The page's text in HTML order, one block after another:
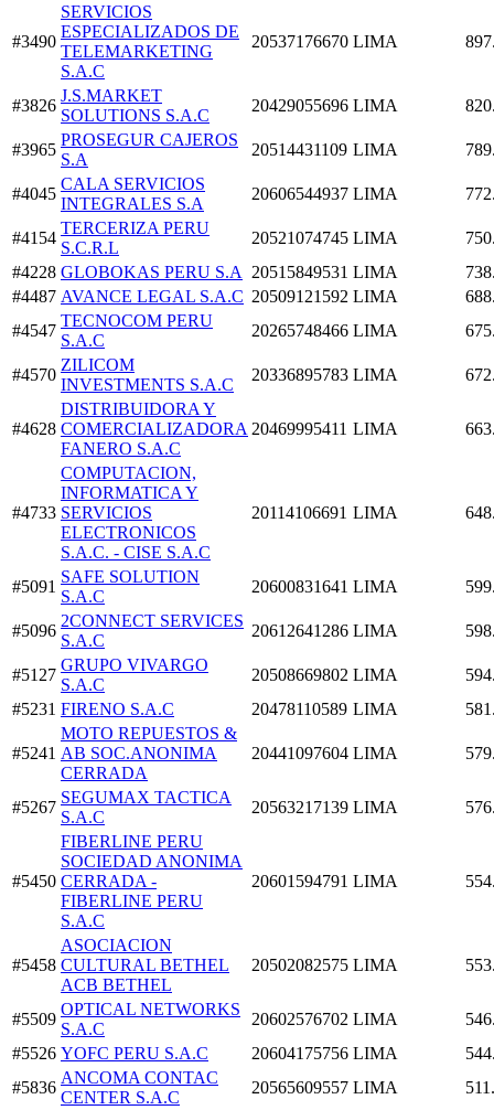
#3490
SERVICIOS
ESPECIALIZADOS DE
TELEMARKETING
S.A.C
20537176670 LIMA
#3826
J.S.MARKET
SOLUTIONS S.A.C
20429055696 LIMA
#3965
PROSEGUR CAJEROS
S.A
20514431109 LIMA
#4045
CALA SERVICIOS
INTEGRALES S.A
20606544937 LIMA
#4154
TERCERIZA PERU
S.C.R.L
20521074745 LIMA
#4228 GLOBOKAS PERU S.A 20515849531 LIMA
#4487 AVANCE LEGAL S.A.C 20509121592 LIMA
#4547
TECNOCOM PERU
S.A.C
20265748466 LIMA
#4570
ZILICOM
INVESTMENTS S.A.C
20336895783 LIMA
#4628
DISTRIBUIDORA Y
COMERCIALIZADORA
FANERO S.A.C
20469995411 LIMA
#4733
COMPUTACION,
INFORMATICA Y
SERVICIOS
ELECTRONICOS
S.A.C. - CISE S.A.C
20114106691 LIMA
#5091
SAFE SOLUTION
S.A.C
20600831641 LIMA
#5096
2CONNECT SERVICES
S.A.C
20612641286 LIMA
#5127
GRUPO VIVARGO
S.A.C
20508669802 LIMA
#5231 FIRENO S.A.C 20478110589 LIMA
#5241
MOTO REPUESTOS &
AB SOC.ANONIMA
CERRADA
20441097604 LIMA
#5267
SEGUMAX TACTICA
S.A.C
20563217139 LIMA
#5450
FIBERLINE PERU
SOCIEDAD ANONIMA
CERRADA -
FIBERLINE PERU
S.A.C
20601594791 LIMA
#5458
ASOCIACION
CULTURAL BETHEL
ACB BETHEL
20502082575 LIMA
#5509
OPTICAL NETWORKS
S.A.C
20602576702 LIMA
#5526 YOFC PERU S.A.C 20604175756 LIMA
#5836
ANCOMA CONTAC
CENTER S.A.C
20565609557 LIMA